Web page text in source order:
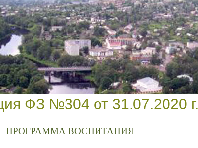
ФЗ №304 от 31.07.2020 г.
ПРОГРАММА ВОСПИТАНИЯ